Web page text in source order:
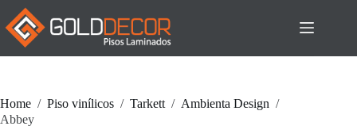
Pular
para
conteúdo
Home / Piso vinílicos / Tarkett / Ambienta Design /
Abbey